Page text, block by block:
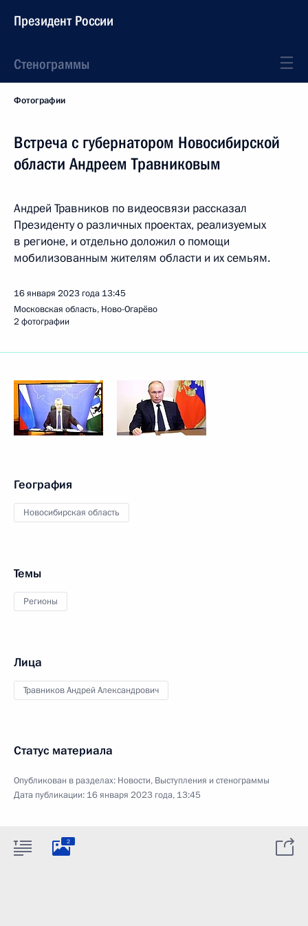
Президент России
Стенограммы
Фотографии
Встреча с губернатором Новосибирской
области Андреем Травниковым
Андрей Травников по видеосвязи рассказал
Президенту о различных проектах, реализуемых
в регионе, и отдельно доложил о помощи
мобилизованным жителям области и их семьям.
16 января 2023 года 13:45
Московская область, Ново-Огарёво
2 фотографии
География
Новосибирская область
Темы
Регионы
Лица
Травников Андрей Александрович
Статус материала
Опубликован в разделах: Новости, Выступления и стенограммы
Дата публикации: 16 января 2023 года, 13:45
2